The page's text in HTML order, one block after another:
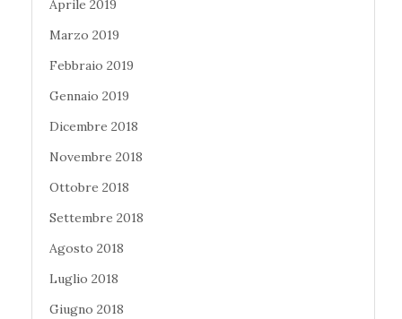
Aprile 2019
Marzo 2019
Febbraio 2019
Gennaio 2019
Dicembre 2018
Novembre 2018
Ottobre 2018
Settembre 2018
Agosto 2018
Luglio 2018
Giugno 2018